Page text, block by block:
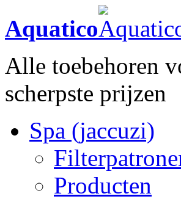
Aquatico
Alle toebehoren
scherpste prijzen
Spa (jaccuzi)
Producten